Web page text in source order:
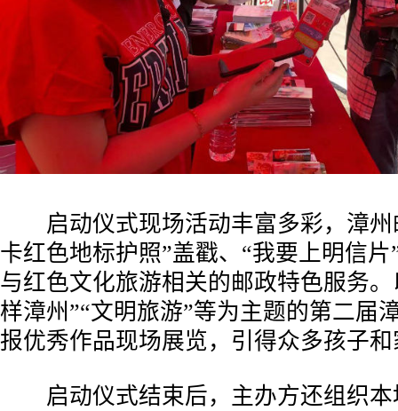
启动仪式现场活动丰富多彩，漳州
卡红色地标护照”盖戳、“我要上明信
与红色文化旅游相关的邮政特色服务。
样漳州”“文明旅游”等为主题的第二届
报优秀作品现场展览，引得众多孩子
启动仪式结束后，主办方还组织本